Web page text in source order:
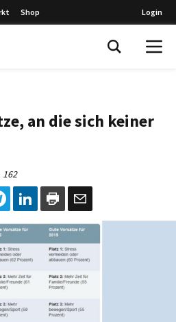
Shop Login
an die sich keiner
162